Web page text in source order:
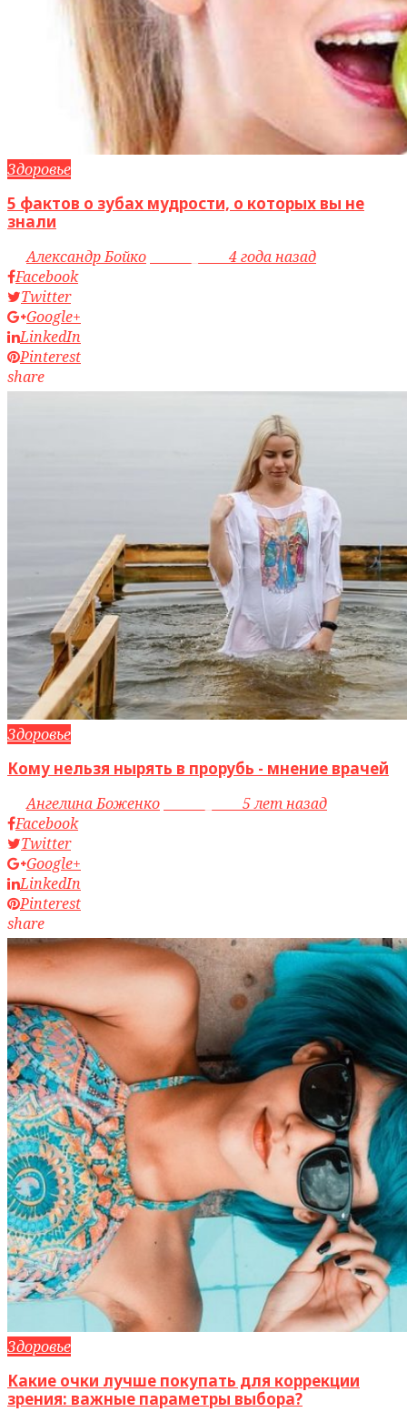
Здоровье
5 фактов о зубах мудрости, о которых вы не
знали
byАлександр Бойко
4 года назад
Facebook
Twitter
Google+
LinkedIn
Pinterest
share
Здоровье
Кому нельзя нырять в прорубь - мнение врачей
byАнгелина Боженко
5 лет назад
Facebook
Twitter
Google+
LinkedIn
Pinterest
share
Здоровье
Какие очки лучше покупать для коррекции
зрения: важные параметры выбора?